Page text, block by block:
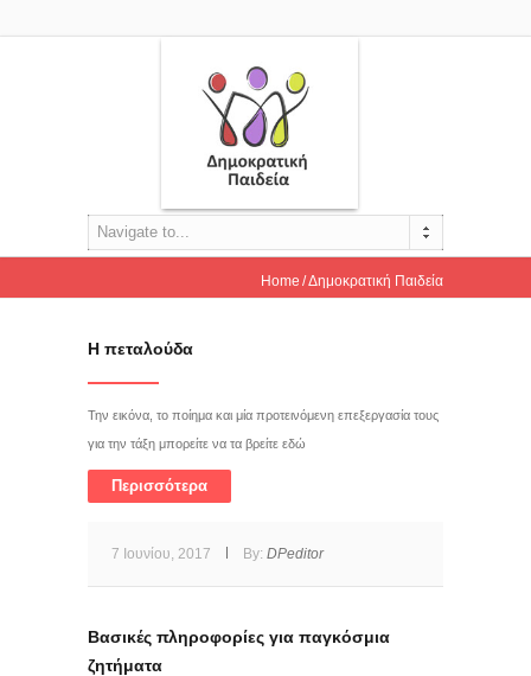
Navigate to...
Home Δημοκρατική Παιδεία
Η πεταλούδα
Την εικόνα, το ποίημα και μία προτεινόμενη επεξεργασία τους
για την τάξη μπορείτε να τα βρείτε εδώ
Περισσότερα
7 Ιουνίου, 2017 By: DPeditor
Βασικές πληροφορίες για παγκόσμια
ζητήματα